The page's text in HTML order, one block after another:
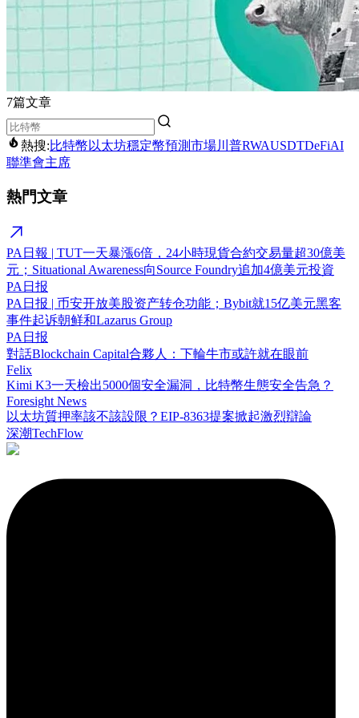
7篇文章
熱搜:比特幣 以太坊穩定幣預測市場川普RWAUSDTDeFiAI
聯準會主席
熱門文章
PA日報 | TUT一天暴漲6倍，24小時現貨合約交易量超30億美
元；Situational Awareness向Source Foundry追加4億美元投資
PA日报
PA日报 | 币安开放美股资产转仓功能；Bybit就15亿美元黑客
事件起诉朝鲜和Lazarus Group
PA日报
對話Blockchain Capital合夥人：下輪牛市或許就在眼前
Felix
Kimi K3一天檢出5000個安全漏洞，比特幣生態安全告急？
Foresight News
以太坊質押率該不該設限？EIP-8363提案掀起激烈辯論
深潮TechFlow